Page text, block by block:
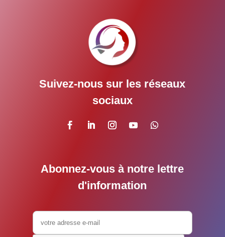
Suivez-nous sur les réseaux
sociaux
Abonnez-vous à notre lettre
d'information